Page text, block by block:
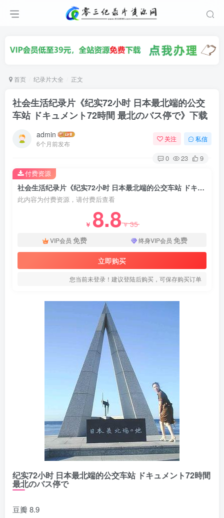
首页 纪录片大全 正文
社会生活纪录片《纪实72小时 日本最北端的公交
车站 ドキュメント72時間 最北のバス停で》下载
admin
6个月前发布
关注 私信
0 23 9
社会生活纪录片《纪实72小时 日本最北端的公交车站 ドキュメント72時間 最北のバス停で》下载
此内容为付费资源，请付费后查看
￥ 8.8￥35
VIP会员 免费 终身VIP会员 免费
立即购买
您当前未登录！建议登陆后购买，可保存购买订单
付费资源
纪实72小时 日本最北端的公交车站 ドキュメント72時間
最北のバス停で
豆瓣 8.9